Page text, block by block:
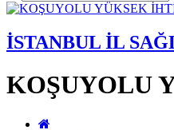
İSTANBUL İL
KOŞUYOLU